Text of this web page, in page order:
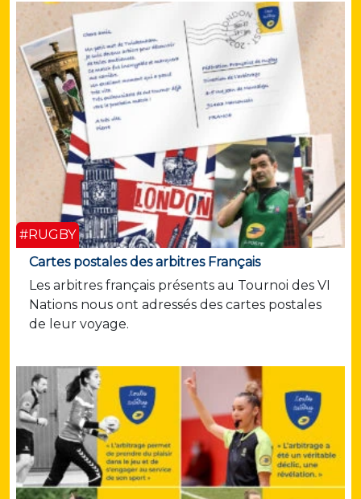
#RUGBY
Cartes postales des arbitres Français
Les arbitres français présents au Tournoi des VI
Nations nous ont adressés des cartes postales
de leur voyage.